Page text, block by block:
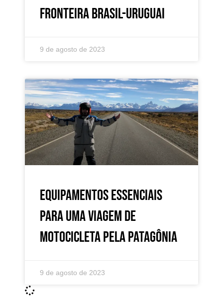
fronteira Brasil-Uruguai
9 de agosto de 2023
Equipamentos essenciais
para uma viagem de
motocicleta pela Patagônia
9 de agosto de 2023